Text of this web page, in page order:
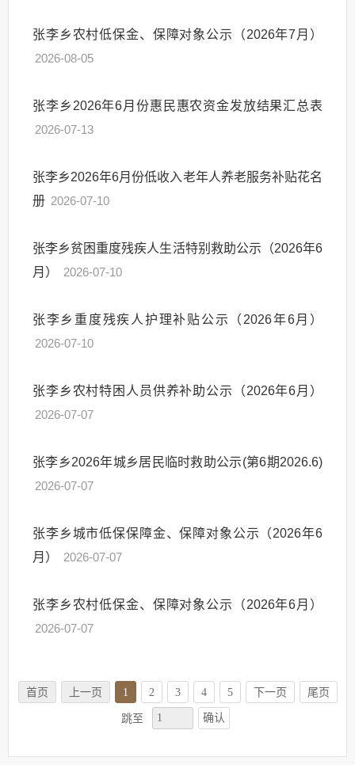
张李乡农村低保金、保障对象公示（2026年7月）
2026-08-05
张李乡2026年6月份惠民惠农资金发放结果汇总表
2026-07-13
张李乡2026年6月份低收入老年人养老服务补贴花名
册 2026-07-10
张李乡贫困重度残疾人生活特别救助公示（2026年6
月）
2026-07-10
张李乡重度残疾人护理补贴公示（2026年6月）
2026-07-10
张李乡农村特困人员供养补助公示（2026年6月）
2026-07-07
张李乡2026年城乡居民临时救助公示(第6期2026.6)
2026-07-07
张李乡城市低保保障金、保障对象公示（2026年6
月）
2026-07-07
张李乡农村低保金、保障对象公示（2026年6月）
2026-07-07
首页 上一页 1 2 3 4 5 下一页 尾页
跳至 确认